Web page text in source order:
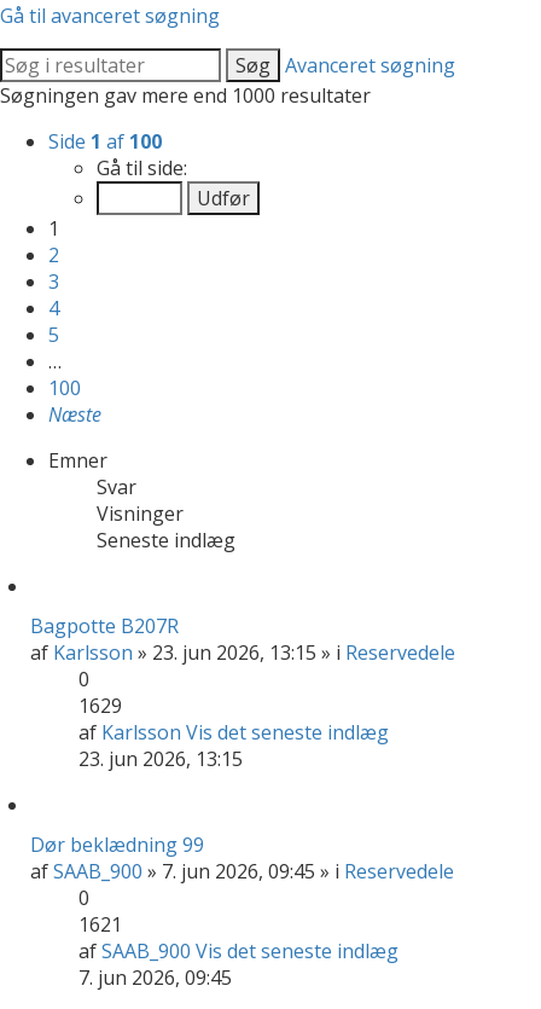
Gå til avanceret søgning
Søg Avanceret søgning
Søgningen gav mere end 1000 resultater
Side 1 af 100
Gå til side:
1
2
3
4
5
…
100
Næste
Emner
Svar
Visninger
Seneste indlæg
Bagpotte B207R
af Karlsson » 23. jun 2026, 13:15 » i Reservedele
0
1629
af Karlsson Vis det seneste indlæg
23. jun 2026, 13:15
Dør beklædning 99
afSAAB_900 » 7. jun 2026, 09:45 » i Reservedele
0
1621
afSAAB_900 Vis det seneste indlæg
7. jun 2026, 09:45